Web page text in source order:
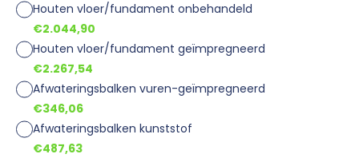
Houten vloer/fundament onbehandeld
€2.044,90
Houten vloer/fundament geïmpregneerd
€2.267,54
Afwateringsbalken vuren-geïmpregneerd
€346,06
Afwateringsbalken kunststof
€487,63